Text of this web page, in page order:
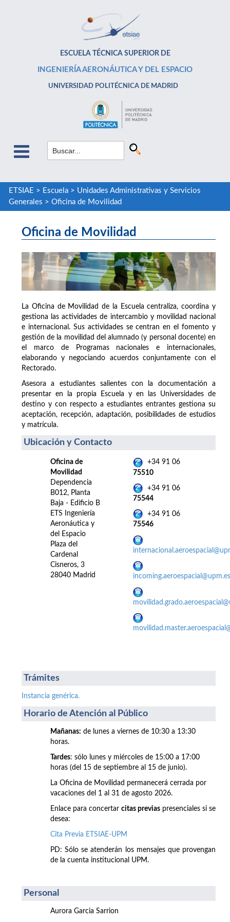
ESCUELA TÉCNICA SUPERIOR DE
INGENIERÍA AERONÁUTICA Y DEL ESPACIO
UNIVERSIDAD POLITÉCNICA DE MADRID
ETSIAE > Escuela> Unidades Administrativas y Servicios
Generales > Oficina de Movilidad
Oficina de Movilidad
La Oficina de Movilidad de la Escuela centraliza, coordina y
gestiona las actividades de intercambio y movilidad nacional
e internacional. Sus actividades se centran en el fomento y
gestión de la movilidad del alumnado (y personal docente) en
el marco de Programas nacionales e internacionales,
elaborando y negociando acuerdos conjuntamente con el
Rectorado.
Asesora a estudiantes salientes con la documentación a
presentar en la propia Escuela y en las Universidades de
destino y con respecto a estudiantes entrantes gestiona su
aceptación, recepción, adaptación, posibilidades de estudios
y matrícula.
Ubicación y Contacto
Oficina de
Movilidad
Dependencia
B012, Planta
Baja - Edificio B
ETS Ingeniería
Aeronáutica y
del Espacio
Plaza del
Cardenal
Cisneros, 3
28040 Madrid
+34 91 06
75510
+34 91 06
75544
+34 91 06
75546
incoming.aeroespacial@upm.es
Trámites
Instancia genérica.
Horario de Atención al Público
Mañanas: de lunes a viernes de 10:30 a 13:30
horas.
Tardes: sólo lunes y miércoles de 15:00 a 17:00
horas (del 15 de septiembre al 15 de junio).
La Oficina de Movilidad permanecerá cerrada por
vacaciones del 1 al 31 de agosto 2026.
Enlace para concertar citas previas presenciales si se
desea:
Cita Previa ETSIAE-UPM
PD: Sólo se atenderán los mensajes que provengan
de la cuenta institucional UPM.
Personal
Aurora Garcia Sarrion